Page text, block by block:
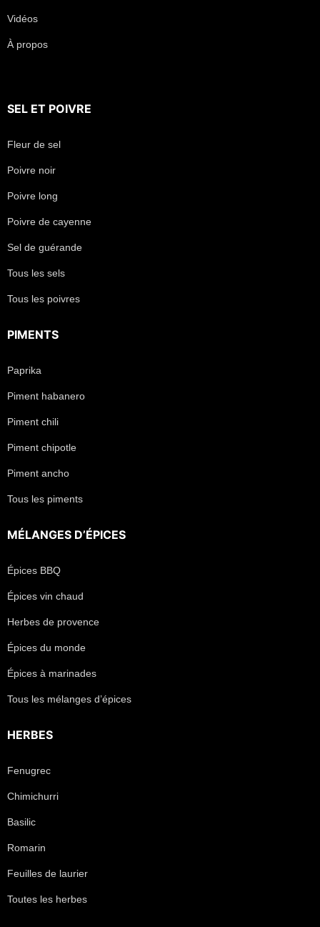
Vidéos
À propos
SEL ET POIVRE
Fleur de sel
Poivre noir
Poivre long
Poivre de cayenne
Sel de guérande
Tous les sels
Tous les poivres
PIMENTS
Paprika
Piment habanero
Piment chili
Piment chipotle
Piment ancho
Tous les piments
MÉLANGES D’ÉPICES
Épices BBQ
Épices vin chaud
Herbes de provence
Épices du monde
Épices à marinades
Tous les mélanges d’épices
HERBES
Fenugrec
Chimichurri
Basilic
Romarin
Feuilles de laurier
Toutes les herbes